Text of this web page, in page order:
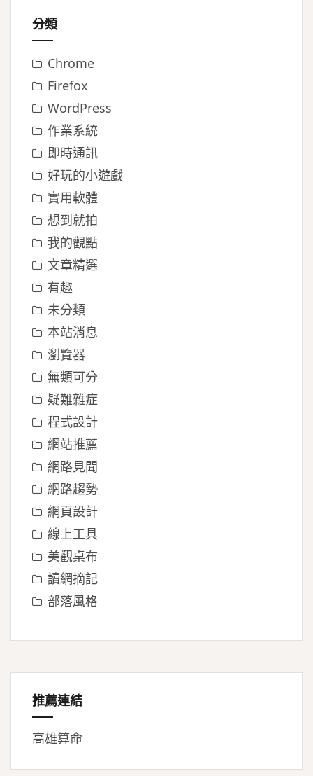
分類
Chrome
Firefox
WordPress
作業系統
即時通訊
好玩的小遊戲
實用軟體
想到就拍
我的觀點
文章精選
有趣
未分類
本站消息
瀏覽器
無類可分
疑難雜症
程式設計
網站推薦
網路見聞
網路趨勢
網頁設計
線上工具
美觀桌布
讀網摘記
部落風格
推薦連結
高雄算命